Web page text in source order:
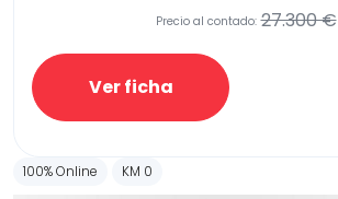
Etiqueta medioambiental
Precio al contado: 27.300 €
Ver ficha
100% Online KM 0